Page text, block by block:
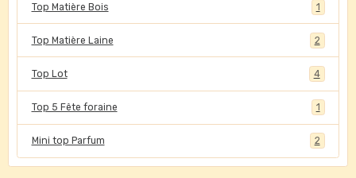
Top Matière Bois 1
Top Matière Laine 2
Top Lot 4
Top 5 Fête foraine 1
Mini top Parfum 2